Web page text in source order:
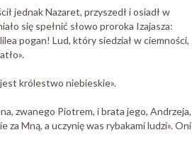
jednak Nazaret, przyszedł i osiadł w
się spełnić słowo proroka Izajasza:
pogan! Lud, który siedział w ciemności,
królestwo niebieskie».
zwanego Piotrem, i brata jego, Andrzeja,
za Mną, a uczynię was rybakami ludzi». Oni